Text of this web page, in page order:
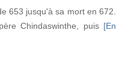
653 jusqu'à sa mort en 672.
Chindaswinthe, puis [En